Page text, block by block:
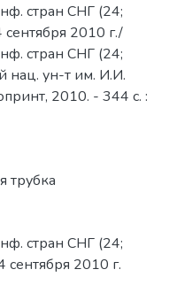
стран СНГ (24;
2010 г./
стран СНГ (24;
нац. ун-т им. И.И.
2010. - 344 с. :
трубка
стран СНГ (24;
2010 г.